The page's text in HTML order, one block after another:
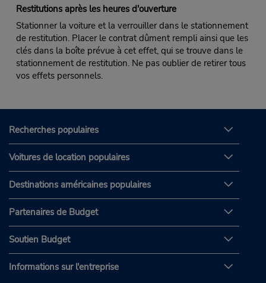
Restitutions après les heures d'ouverture
Stationner la voiture et la verrouiller dans le stationnement
de restitution. Placer le contrat dûment rempli ainsi que les
clés dans la boîte prévue à cet effet, qui se trouve dans le
stationnement de restitution. Ne pas oublier de retirer tous
vos effets personnels.
Recherches populaires
Voitures de location populaires
Destinations américaines populaires
Partenaires de Budget
Soutien Budget
Informations sur l'entreprise